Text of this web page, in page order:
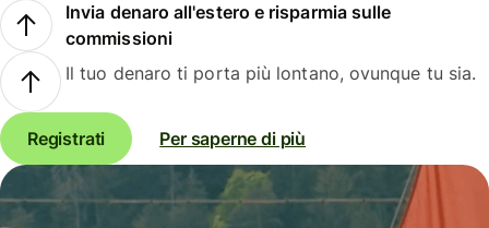
Invia denaro all'estero e risparmia sulle
commissioni
Il tuo denaro ti porta più lontano, ovunque tu sia.
Registrati Per saperne di più